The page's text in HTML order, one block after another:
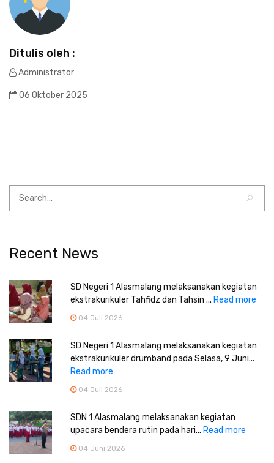
Ditulis oleh :
Administrator
06 Oktober 2025
Recent News
SD Negeri 1 Alasmalang melaksanakan kegiatan
ekstrakurikuler Tahfidz dan Tahsin ... Read more
04 Juli 2026
SD Negeri 1 Alasmalang melaksanakan kegiatan
ekstrakurikuler drumband pada Selasa, 9 Juni...
Read more
04 Juli 2026
SDN 1 Alasmalang melaksanakan kegiatan
upacara bendera rutin pada hari... Read more
04 Juni 2026